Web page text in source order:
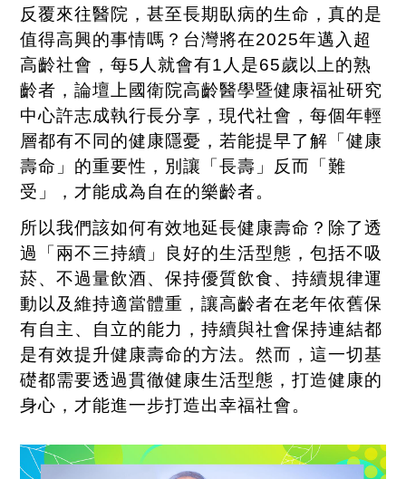
反覆來往醫院，甚至長期臥病的生命，真的是
值得高興的事情嗎？台灣將在2025年邁入超
高齡社會，每5 人就會有1 人是65歲以上的熟
齡者，論壇上國衛院高齡醫學暨健康福祉研究
中心許志成執行長分享，現代社會，每個年輕
層都有不同的健康隱憂，若能提早了解「健康
壽命」的重要性，別讓「長壽」反而「難
受」，才能成為自在的樂齡者。
所以我們該如何有效地延長健康壽命？除了透
過「兩不三持續」良好的生活型態，包括不吸
菸、不過量飲酒、保持優質飲食、持續規律運
動以及維持適當體重，讓高齡者在老年依舊保
有自主、自立的能力，持續與社會保持連結都
是有效提升健康壽命的方法。然而，這一切基
礎都需要透過貫徹健康生活型態，打造健康的
身心，才能進一步打造出幸福社會。